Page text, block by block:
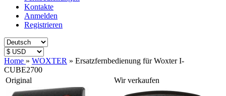
Kontakte
Anmelden
Registrieren
Home » WOXTER » Ersatzfernbedienung für Woxter I-
CUBE2700
Original
Wir verkaufen